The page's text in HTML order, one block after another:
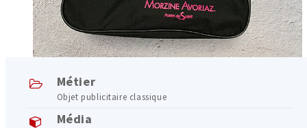
Métier
Objet publicitaire classique
Média